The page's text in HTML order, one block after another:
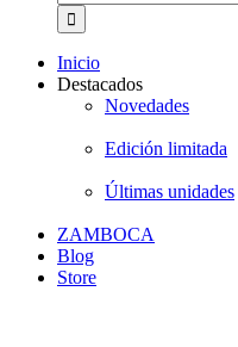
Inicio
Destacados
Novedades
Edición limitada
Últimas unidades
ZAMBOCA
Blog
Store